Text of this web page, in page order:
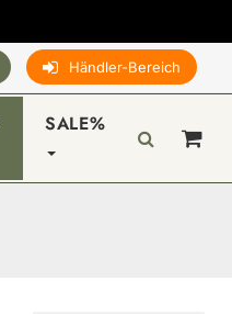
Händler-Bereich
SALE%